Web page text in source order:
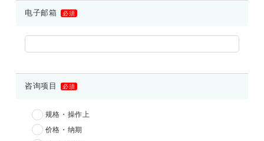
电子邮箱 必須
咨询项目 必須
规格・操作上
价格・纳期